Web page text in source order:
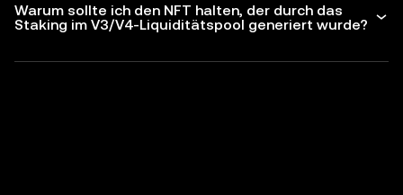
Warum sollte ich den NFT halten, der durch das
Staking im V3/V4-Liquiditätspool generiert wurde?